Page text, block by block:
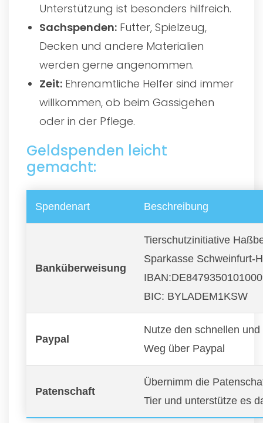
Unterstützung ist besonders hilfreich.
Sachspenden: Futter, Spielzeug,
Decken und andere Materialien
werden gerne angenommen.
Zeit: Ehrenamtliche Helfer sind immer
willkommen, ob beim Gassigehen
oder in der Pflege.
Geldspenden leicht
gemacht:
Spendenart Beschreibung
Banküberweisung
Tierschutzinitiative
Sparkasse Schweinfurt-
BIC: BYLADEM1KSW
Paypal
Nutze den schnellen
Weg über Paypal
Patenschaft
Übernimm die
Tier und unterstütze es